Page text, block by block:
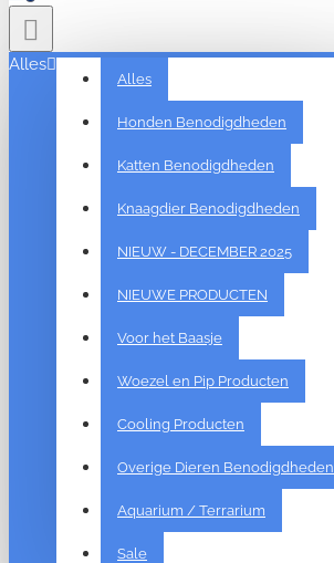
Alles
Alles
Honden Benodigdheden
Katten Benodigdheden
Knaagdier Benodigdheden
NIEUW - DECEMBER 2025
NIEUWE PRODUCTEN
Voor het Baasje
Woezel en Pip Producten
Cooling Producten
Overige Dieren Benodigdheden
Aquarium / Terrarium
Sale